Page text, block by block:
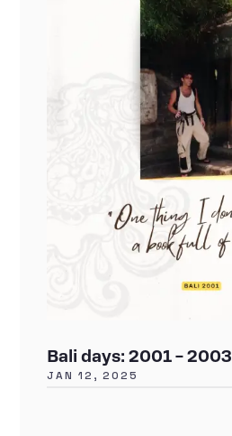
Bali days: 2001 – 2003
JAN 12, 2025